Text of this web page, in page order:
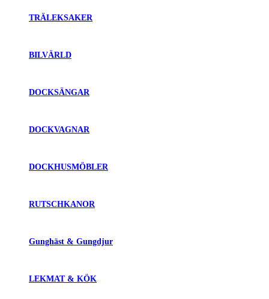
TRÄLEKSAKER
BILVÄRLD
DOCKSÄNGAR
DOCKVAGNAR
DOCKHUSMÖBLER
RUTSCHKANOR
Gunghäst & Gungdjur
LEKMAT & KÖK